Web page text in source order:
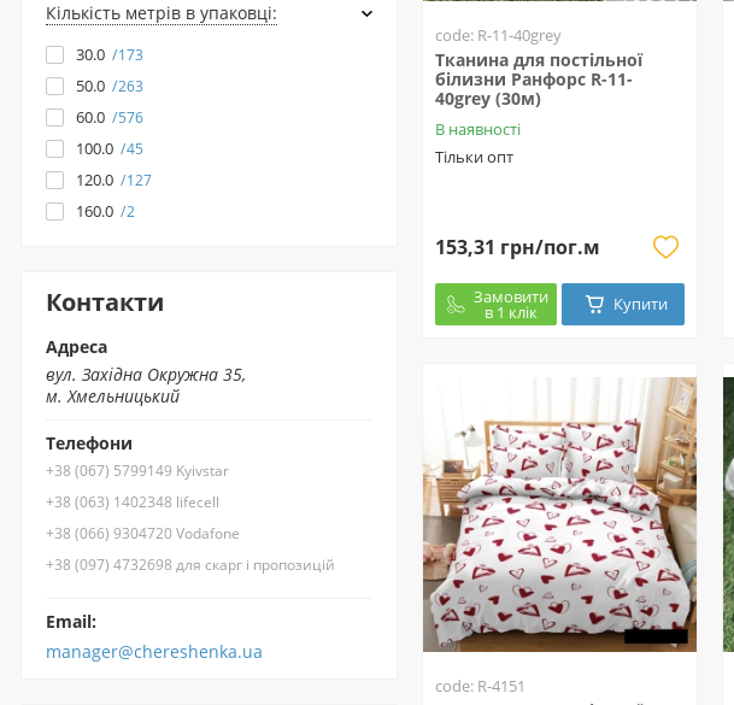
code: R-11-40grey
Тканина для постільної
білизни Ранфорс R-11-
40grey (30м)
В наявності
Тільки опт
153,31 грн/пог.м
Замовити
в 1 клік Купити
code: R-4151
Кількість метрів в упаковці:
30.0 173
50.0 263
60.0 576
100.0 45
120.0 127
160.0 2
Контакти
Адреса
вул. Західна Окружна 35,
м. Хмельницький
Телефони
+38 (067) 5799149 Kyivstar
+38 (063) 1402348 lifecell
+38 (066) 9304720 Vodafone
+38 (097) 4732698 для скарг і пропозицій
Email:
manager@chereshenka.ua